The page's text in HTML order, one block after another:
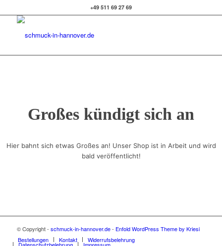
+49 511 69 27 69
Großes kündigt sich an
Hier bahnt sich etwas Großes an! Unser Shop ist in Arbeit und wird
bald veröffentlicht!
© Copyright - schmuck-in-hannover.de- Enfold WordPress Theme by Kriesi
Bestellungen
Kontakt Widerrufsbelehrung